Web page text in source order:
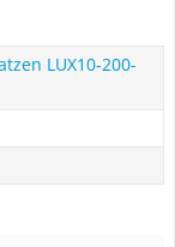
LUX10-200-